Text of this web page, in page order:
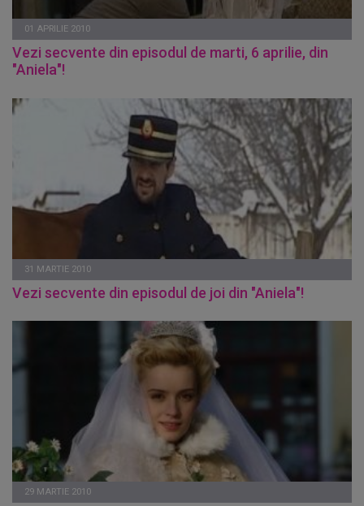
01 APRILIE 2010
Vezi secvente din episodul de marti, 6 aprilie, din
"Aniela"!
31 MARTIE 2010
Vezi secvente din episodul de joi din "Aniela"!
29 MARTIE 2010